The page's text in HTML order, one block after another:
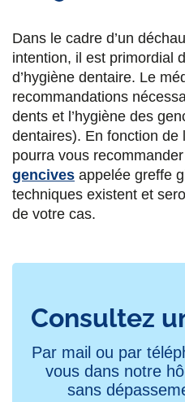
Dans le cadre d’un
intention, il est primordial
d’hygiène dentaire. Le
recommandations
dents et l’hygiène des
dentaires). En fonction de
pourra vous
gencives appelée greffe
techniques existent et
de votre cas.
Consultez
Par mail ou par
vous dans notre
sans